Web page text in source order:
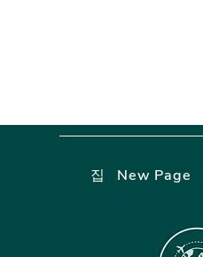
집 New Page